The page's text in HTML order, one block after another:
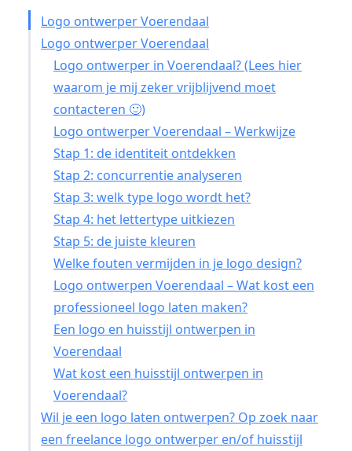
Logo ontwerper Voerendaal
Logo ontwerper Voerendaal
Logo ontwerper in Voerendaal? (Lees hier
waarom je mij zeker vrijblijvend moet
contacteren 🙂)
Logo ontwerper Voerendaal – Werkwijze
Stap 1: de identiteit ontdekken
Stap 2: concurrentie analyseren
Stap 3: welk type logo wordt het?
Stap 4: het lettertype uitkiezen
Stap 5: de juiste kleuren
Welke fouten vermijden in je logo design?
Logo ontwerpen Voerendaal – Wat kost een
professioneel logo laten maken?
Een logo en huisstijl ontwerpen in
Voerendaal
Wat kost een huisstijl ontwerpen in
Voerendaal?
Wil je een logo laten ontwerpen? Op zoek naar
een freelance logo ontwerper en/of huisstijl